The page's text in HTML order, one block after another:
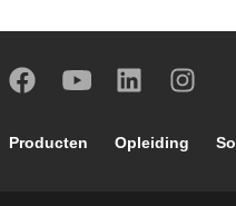
Footer main
Producten Opleiding